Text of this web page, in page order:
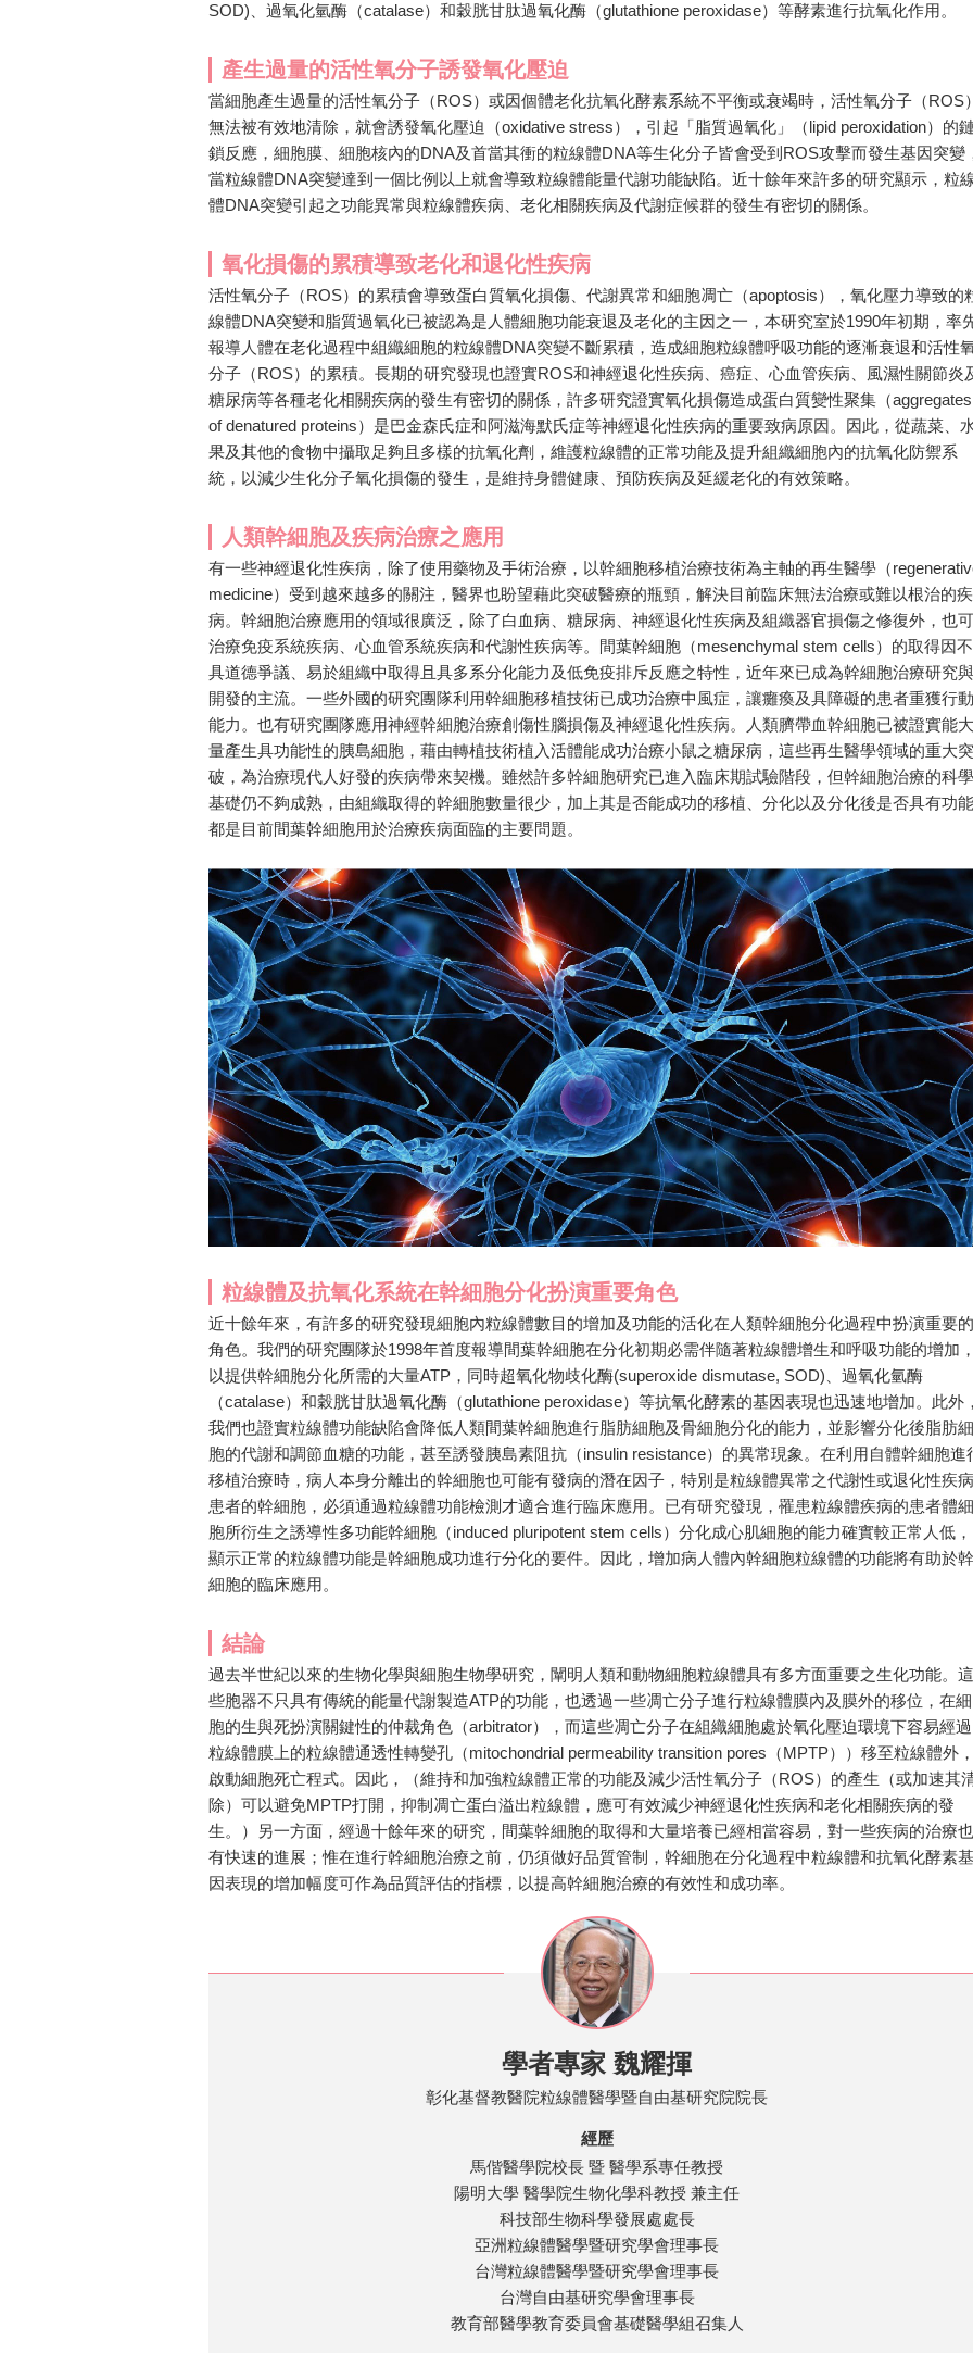
SOD)、過氧化氫酶（catalase）和穀胱甘肽過氧化酶（glutathione peroxidase）等酵素進行抗氧化作用。
產生過量的活性氧分子誘發氧化壓迫​​​​​​​
當細胞產生過量的活性氧分子（ROS）或因個體老化抗氧化酵素系統不平衡或衰竭時，活性氧分子（ROS）
無法被有效地清除，就會誘發氧化壓迫（oxidative stress），引起「脂質過氧化」（lipid peroxidation）的鏈
鎖反應，細胞膜、細胞核內的DNA及首當其衝的粒線體DNA等生化分子皆會受到ROS攻擊而發生基因突變
當粒線體DNA突變達到一個比例以上就會導致粒線體能量代謝功能缺陷。近十餘年來許多的研究顯示，粒
體DNA突變引起之功能異常與粒線體疾病、老化相關疾病及代謝症候群的發生有密切的關係。
氧化損傷的累積導致老化和退化性疾病​​​​​​​
活性氧分子（ROS）的累積會導致蛋白質氧化損傷、代謝異常和細胞凋亡（apoptosis），氧化壓力導致的
線體DNA突變和脂質過氧化已被認為是人體細胞功能衰退及老化的主因之一，本研究室於1990年初期，率
報導人體在老化過程中組織細胞的粒線體DNA突變不斷累積，造成細胞粒線體呼吸功能的逐漸衰退和活性
分子（ROS）的累積。長期的研究發現也證實ROS和神經退化性疾病、癌症、心血管疾病、風濕性關節炎
糖尿病等各種老化相關疾病的發生有密切的關係，許多研究證實氧化損傷造成蛋白質變性聚集（aggregates
of denatured proteins）是巴金森氏症和阿滋海默氏症等神經退化性疾病的重要致病原因。因此，從蔬菜、
果及其他的食物中攝取足夠且多樣的抗氧化劑，維護粒線體的正常功能及提升組織細胞內的抗氧化防禦系
統，以減少生化分子氧化損傷的發生，是維持身體健康、預防疾病及延緩老化的有效策略。
人類幹細胞及疾病治療之應用
有一些神經退化性疾病，除了使用藥物及手術治療，以幹細胞移植治療技術為主軸的再生醫學（
medicine）受到越來越多的關注，醫界也盼望藉此突破醫療的瓶頸，解決目前臨床無法治療或難以根治的疾
病。幹細胞治療應用的領域很廣泛，除了白血病、糖尿病、神經退化性疾病及組織器官損傷之修復外，也可
治療免疫系統疾病、心血管系統疾病和代謝性疾病等。間葉幹細胞（mesenchymal stem cells）的取得因不
具道德爭議、易於組織中取得且具多系分化能力及低免疫排斥反應之特性，近年來已成為幹細胞治療研究與
開發的主流。一些外國的研究團隊利用幹細胞移植技術已成功治療中風症，讓癱瘓及具障礙的患者重獲行動
能力。也有研究團隊應用神經幹細胞治療創傷性腦損傷及神經退化性疾病。人類臍帶血幹細胞已被證實能大
量產生具功能性的胰島細胞，藉由轉植技術植入活體能成功治療小鼠之糖尿病，這些再生醫學領域的重大突
破，為治療現代人好發的疾病帶來契機。雖然許多幹細胞研究已進入臨床期試驗階段，但幹細胞治療的科學
基礎仍不夠成熟，由組織取得的幹細胞數量很少，加上其是否能成功的移植、分化以及分化後是否具有功能
都是目前間葉幹細胞用於治療疾病面臨的主要問題。
粒線體及抗氧化系統在幹細胞分化扮演重要角色​​​​​​​
近十餘年來，有許多的研究發現細胞內粒線體數目的增加及功能的活化在人類幹細胞分化過程中扮演重要的
角色。我們的研究團隊於1998年首度報導間葉幹細胞在分化初期必需伴隨著粒線體增生和呼吸功能的增加，
以提供幹細胞分化所需的大量ATP，同時超氧化物歧化酶(superoxide dismutase, SOD)、過氧化氫酶
（catalase）和穀胱甘肽過氧化酶（glutathione peroxidase）等抗氧化酵素的基因表現也迅速地增加。此外，
我們也證實粒線體功能缺陷會降低人類間葉幹細胞進行脂肪細胞及骨細胞分化的能力，並影響分化後脂肪細
胞的代謝和調節血糖的功能，甚至誘發胰島素阻抗（insulin resistance）的異常現象。在利用自體幹細胞進
移植治療時，病人本身分離出的幹細胞也可能有發病的潛在因子，特別是粒線體異常之代謝性或退化性疾病
患者的幹細胞，必須通過粒線體功能檢測才適合進行臨床應用。已有研究發現，罹患粒線體疾病的患者體細
胞所衍生之誘導性多功能幹細胞（induced pluripotent stem cells）分化成心肌細胞的能力確實較正常人低，
顯示正常的粒線體功能是幹細胞成功進行分化的要件。因此，增加病人體內幹細胞粒線體的功能將有助於幹
細胞的臨床應用。
結論
過去半世紀以來的生物化學與細胞生物學研究，闡明人類和動物細胞粒線體具有多方面重要之生化功能。這
些胞器不只具有傳統的能量代謝製造ATP的功能，也透過一些凋亡分子進行粒線體膜內及膜外的移位，在細
胞的生與死扮演關鍵性的仲裁角色（arbitrator），而這些凋亡分子在組織細胞處於氧化壓迫環境下容易經過
粒線體膜上的粒線體通透性轉變孔（mitochondrial permeability transition pores（MPTP））移至粒線體外，
啟動細胞死亡程式。因此，（維持和加強粒線體正常的功能及減少活性氧分子（ROS）的產生（或加速其
除）可以避免MPTP打開，抑制凋亡蛋白溢出粒線體，應可有效減少神經退化性疾病和老化相關疾病的發
生。）另一方面，經過十餘年來的研究，間葉幹細胞的取得和大量培養已經相當容易，對一些疾病的治療也
有快速的進展；惟在進行幹細胞治療之前，仍須做好品質管制，幹細胞在分化過程中粒線體和抗氧化酵素基
因表現的增加幅度可作為品質評估的指標，以提高幹細胞治療的有效性和成功率。
學者專家 魏耀揮
彰化基督教醫院粒線體醫學暨自由基研究院院長
經歷
馬偕醫學院校長 暨 醫學系專任教授
陽明大學 醫學院生物化學科教授 兼主任
科技部生物科學發展處處長
亞洲粒線體醫學暨研究學會理事長
台灣粒線體醫學暨研究學會理事長
台灣自由基研究學會理事長
教育部醫學教育委員會基礎醫學組召集人